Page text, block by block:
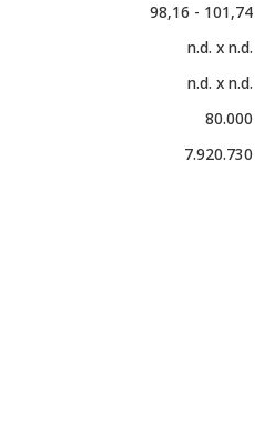
98,16 - 101,74
n.d. x n.d.
n.d. x n.d.
80.000
7.920.730